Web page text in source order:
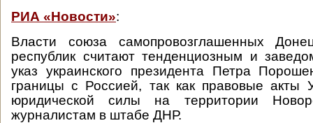
РИА «Новости»:
Власти союза самопровозглашенных
республик считают тенденциозным и
указ украинского президента Петра
границы с Россией, так как правовые акты
юридической силы на территории
журналистам в штабе ДНР.